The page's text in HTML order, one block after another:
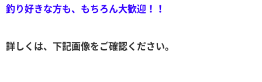
釣り好きな方も、もちろん大歓迎！！
詳しくは、下記画像をご確認ください。